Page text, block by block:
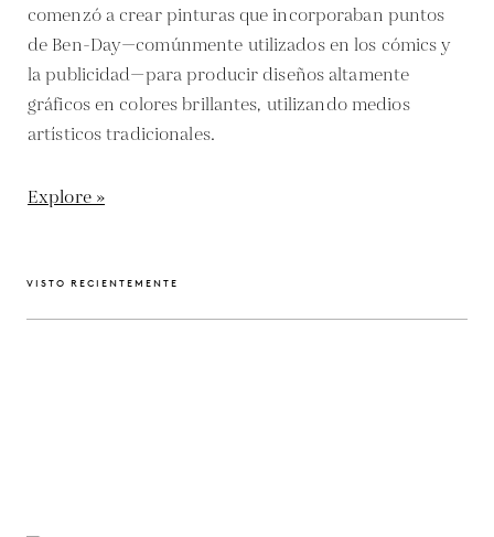
comenzó a crear pinturas que incorporaban puntos
de Ben-Day—comúnmente utilizados en los cómics y
la publicidad—para producir diseños altamente
gráficos en colores brillantes, utilizando medios
artísticos tradicionales.
Explore »
VISTO RECIENTEMENTE